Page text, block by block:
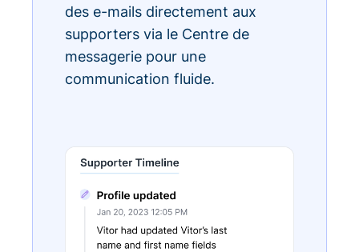
des e-mails directement aux
supporters via le Centre de
messagerie pour une
communication fluide.